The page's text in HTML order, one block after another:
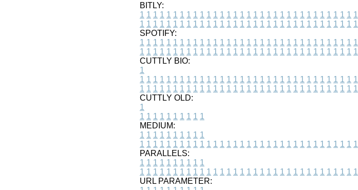
BITLY:
1 1 1 1 1 1 1 1 1 1 1 1 1 1 1 1 1 1 1 1 1 1 1 1 1 1 1 1 1 1 1 1 1
1 1 1 1 1 1 1 1 1 1 1 1 1 1 1 1 1 1 1 1 1 1 1 1 1 1 1 1 1 1 1 1 1
SPOTIFY:
1 1 1 1 1 1 1 1 1 1 1 1 1 1 1 1 1 1 1 1 1 1 1 1 1 1 1 1 1 1 1 1 1
1 1 1 1 1 1 1 1 1 1 1 1 1 1 1 1 1 1 1 1 1 1 1 1 1 1 1 1 1 1 1 1 1
CUTTLY BIO:
1
1 1 1 1 1 1 1 1 1 1 1 1 1 1 1 1 1 1 1 1 1 1 1 1 1 1 1 1 1 1 1 1 1
1 1 1 1 1 1 1 1 1 1 1 1 1 1 1 1 1 1 1 1 1 1 1 1 1 1 1 1 1 1 1 1 1
CUTTLY OLD:
1
1 1 1 1 1 1 1 1 1 1
MEDIUM:
1 1 1 1 1 1 1 1 1 1
1 1 1 1 1 1 1 1 1 1 1 1 1 1 1 1 1 1 1 1 1 1 1 1 1 1 1 1 1 1 1 1 1
PARALLELS:
1 1 1 1 1 1 1 1 1 1
1 1 1 1 1 1 1 1 1 1 1 1 1 1 1 1 1 1 1 1 1 1 1 1 1 1 1 1 1 1 1 1 1
URL PARAMETER: